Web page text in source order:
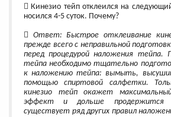
Кинезио тейп отклеился на
носился 4-5 суток. Почему?
Ответ: Быстрое отклеивание
прежде всего с неправильной
перед процедурой наложения тейпа.
тейпа необходимо тщательно
к наложению тейпа: вымыть,
помощью спиртовой салфетки.
кинезио тейп окажет
эффект и дольше
существует ряд других правил